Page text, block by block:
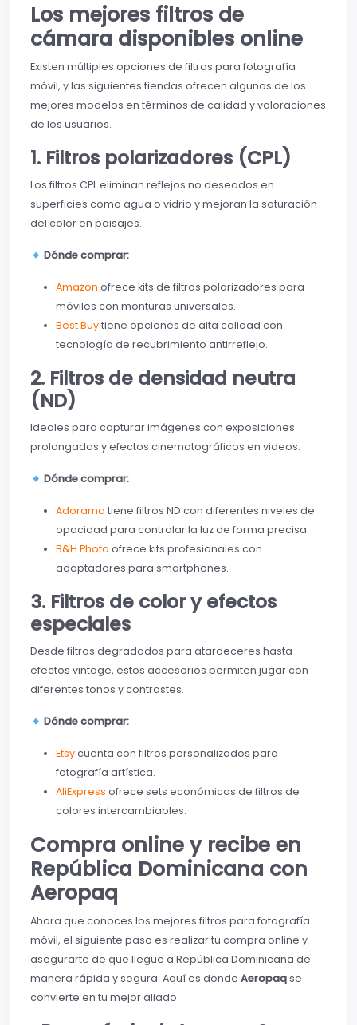
Los mejores filtros de
cámara disponibles online
Existen múltiples opciones de filtros para fotografía
móvil, y las siguientes tiendas ofrecen algunos de los
mejores modelos en términos de calidad y valoraciones
de los usuarios.
1. Filtros polarizadores (CPL)
Los filtros CPL eliminan reflejos no deseados en
superficies como agua o vidrio y mejoran la saturación
del color en paisajes.
Dónde comprar:
Amazon ofrece kits de filtros polarizadores para
móviles con monturas universales.
Best Buytiene opciones de alta calidad con
tecnología de recubrimiento antirreflejo.
2. Filtros de densidad neutra
(ND)
Ideales para capturar imágenes con exposiciones
prolongadas y efectos cinematográficos en videos.
Dónde comprar:
Adorama tiene filtros ND con diferentes niveles de
opacidad para controlar la luz de forma precisa.
B&H Photo ofrece kits profesionales con
adaptadores para smartphones.
3. Filtros de color y efectos
especiales
Desde filtros degradados para atardeceres hasta
efectos vintage, estos accesorios permiten jugar con
diferentes tonos y contrastes.
Dónde comprar:
Etsycuenta con filtros personalizados para
fotografía artística.
AliExpress ofrece sets económicos de filtros de
colores intercambiables.
Compra online y recibe en
República Dominicana con
Aeropaq
Ahora que conoces los mejores filtros para fotografía
móvil, el siguiente paso es realizar tu compra online y
asegurarte de que llegue a República Dominicana de
manera rápida y segura. Aquí es donde Aeropaqse
convierte en tu mejor aliado.